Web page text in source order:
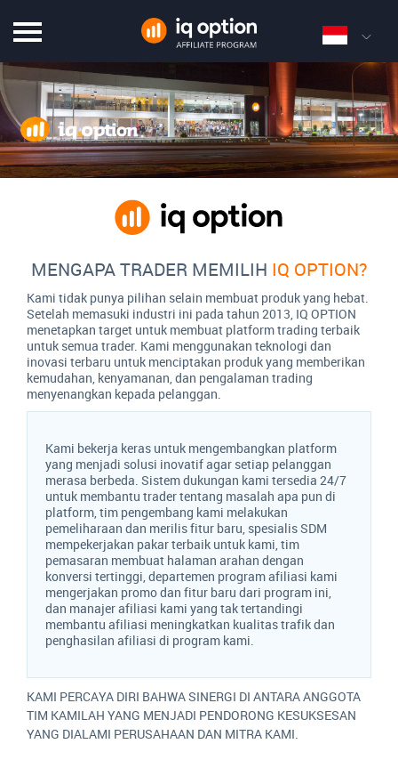
MENGAPA TRADER MEMILIH IQ OPTION?
Kami tidak punya pilihan selain membuat produk yang hebat.
Setelah memasuki industri ini pada tahun 2013, IQ OPTION
menetapkan target untuk membuat platform trading terbaik
untuk semua trader. Kami menggunakan teknologi dan
inovasi terbaru untuk menciptakan produk yang memberikan
kemudahan, kenyamanan, dan pengalaman trading
menyenangkan kepada pelanggan.
Kami bekerja keras untuk mengembangkan platform
yang menjadi solusi inovatif agar setiap pelanggan
merasa berbeda. Sistem dukungan kami tersedia 24/7
untuk membantu trader tentang masalah apa pun di
platform, tim pengembang kami melakukan
pemeliharaan dan merilis fitur baru, spesialis SDM
mempekerjakan pakar terbaik untuk kami, tim
pemasaran membuat halaman arahan dengan
konversi tertinggi, departemen program afiliasi kami
mengerjakan promo dan fitur baru dari program ini,
dan manajer afiliasi kami yang tak tertandingi
membantu afiliasi meningkatkan kualitas trafik dan
penghasilan afiliasi di program kami.
KAMI PERCAYA DIRI BAHWA SINERGI DI ANTARA ANGGOTA
TIM KAMILAH YANG MENJADI PENDORONG KESUKSESAN
YANG DIALAMI PERUSAHAAN DAN MITRA KAMI.